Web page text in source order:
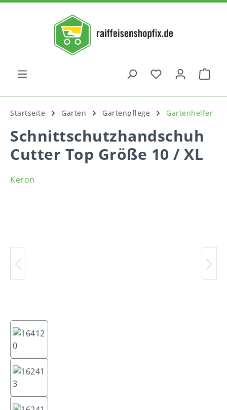
Startseite Garten Gartenpflege Gartenhelfer
Schnittschutzhandschuh
Cutter Top Größe 10 / XL
Keron